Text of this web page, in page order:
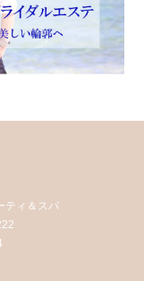
ティ＆スパ